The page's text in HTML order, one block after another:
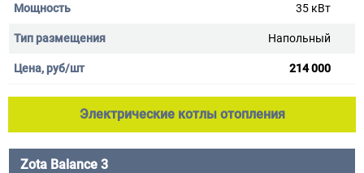
35 кВт
Напольный
214 000
Электрические котлы отопления
Zota Balance 3